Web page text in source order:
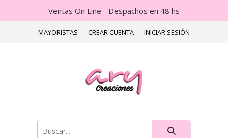
Ventas On Line - Despachos en 48 hs
MAYORISTAS CREAR CUENTA INICIAR SESIÓN